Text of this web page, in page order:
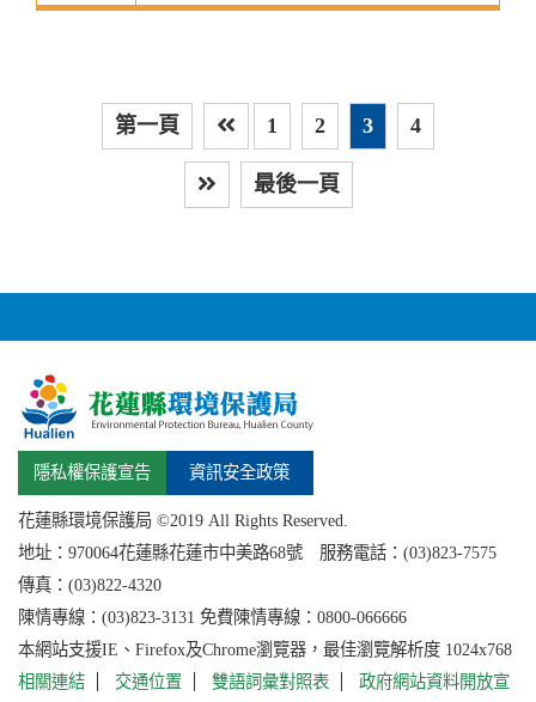
第一頁
上一頁
1 2 3 4
最後一頁
隱私權保護宣告 資訊安全政策
花蓮縣環境保護局 ©2019 All Rights Reserved.
地址： 970064花蓮縣花蓮市中美路68號 服務電話：(03)823-7575
傳真：(03)822-4320
陳情專線：(03)823-3131 免費陳情專線：0800-066666
本網站支援IE、Firefox及Chrome瀏覽器，最佳瀏覽解析度 1024x768
相關連結
交通位置 雙語詞彙對照表 政府網站資料開放宣